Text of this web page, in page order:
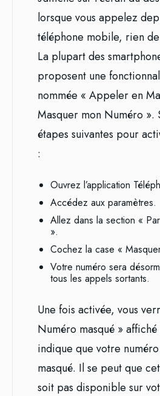
lorsque vous appelez
téléphone mobile, rien
La plupart des
proposent une
nommée « Appeler en
Masquer mon Numéro ».
étapes suivantes pour
:
Ouvrez l’application
Accédez aux paramètres.
Allez dans la section «
».
Cochez la case «
Votre numéro sera
tous les appels sortants.
Une fois activée, vous
Numéro masqué »
indique que votre
masqué. Il se peut que
soit pas disponible sur